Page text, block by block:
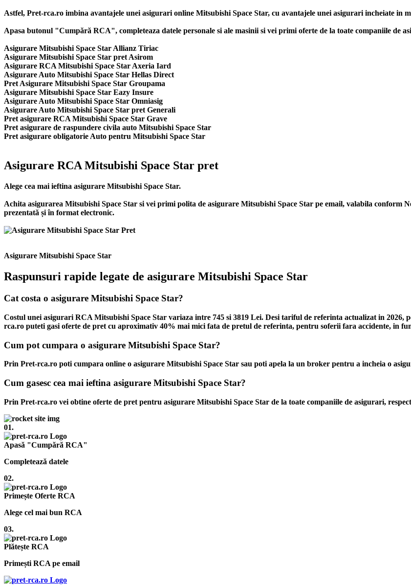
Astfel, Pret-rca.ro imbina avantajele unei asigurari online Mitsubishi Space Star, cu avantajele unei asigurari incheiate in
Apasa butonul "Cumpără RCA", completeaza datele personale si ale masinii si vei primi oferte de la toate companiile de
Asigurare Mitsubishi Space Star Allianz Tiriac
Asigurare Mitsubishi Space Star pret Asirom
Asigurare RCA Mitsubishi Space Star Axeria Iard
Asigurare Auto Mitsubishi Space Star Hellas Direct
Pret Asigurare Mitsubishi Space Star Groupama
Asigurare Mitsubishi Space Star Eazy Insure
Asigurare Auto Mitsubishi Space Star Omniasig
Asigurare Auto Mitsubishi Space Star pret Generali
Pret asigurare RCA Mitsubishi Space Star Grave
Pret asigurare de raspundere civila auto Mitsubishi Space Star
Pret asigurare obligatorie Auto pentru Mitsubishi Space Star
Asigurare RCA Mitsubishi Space Star pret
Alege cea mai ieftina asigurare Mitsubishi Space Star.
Achita asigurarea Mitsubishi Space Star si vei primi polita de asigurare Mitsubishi Space Star pe email, valabila conform
prezentată și în format electronic.
Asigurare Mitsubishi Space Star
Raspunsuri rapide legate de asigurare Mitsubishi Space Star
Cat costa o asigurare Mitsubishi Space Star?
Costul unei asigurari RCA Mitsubishi Space Star variaza intre 745 si 3819 Lei. Desi tariful de referinta actualizat in 2026,
rca.ro puteti gasi oferte de pret cu aproximativ 40% mai mici fata de pretul de referinta, pentru soferii fara accidente, in
Cum pot cumpara o asigurare Mitsubishi Space Star?
Prin Pret-rca.ro poti cumpara online o asigurare Mitsubishi Space Star sau poti apela la un broker pentru a incheia o
Cum gasesc cea mai ieftina asigurare Mitsubishi Space Star?
Prin Pret-rca.ro vei obtine oferte de pret pentru asigurare Mitsubishi Space Star de la toate companiile de asigurari,
01.
Apasă "Cumpără RCA"
Completează datele
02.
Primește Oferte RCA
Alege cel mai bun RCA
03.
Plătește RCA
Primești RCA pe email